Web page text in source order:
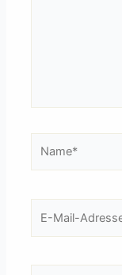
Mail-